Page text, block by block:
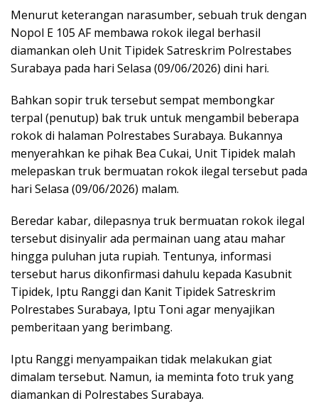
Menurut keterangan narasumber, sebuah truk dengan
Nopol E 105 AF membawa rokok ilegal berhasil
diamankan oleh Unit Tipidek Satreskrim Polrestabes
Surabaya pada hari Selasa (09/06/2026) dini hari.
Bahkan sopir truk tersebut sempat membongkar
terpal (penutup) bak truk untuk mengambil beberapa
rokok di halaman Polrestabes Surabaya. Bukannya
menyerahkan ke pihak Bea Cukai, Unit Tipidek malah
melepaskan truk bermuatan rokok ilegal tersebut pada
hari Selasa (09/06/2026) malam.
Beredar kabar, dilepasnya truk bermuatan rokok ilegal
tersebut disinyalir ada permainan uang atau mahar
hingga puluhan juta rupiah. Tentunya, informasi
tersebut harus dikonfirmasi dahulu kepada Kasubnit
Tipidek, Iptu Ranggi dan Kanit Tipidek Satreskrim
Polrestabes Surabaya, Iptu Toni agar menyajikan
pemberitaan yang berimbang.
Iptu Ranggi menyampaikan tidak melakukan giat
dimalam tersebut. Namun, ia meminta foto truk yang
diamankan di Polrestabes Surabaya.